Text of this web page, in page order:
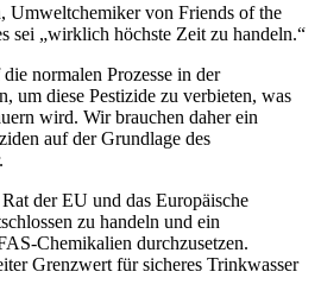
Umweltchemiker von Friends of the
sei „wirklich höchste Zeit zu handeln.“
normalen Prozesse in der
um diese Pestizide zu verbieten, was
wird. Wir brauchen daher ein
auf der Grundlage des
der EU und das Europäische
zu handeln und ein
Chemikalien durchzusetzen.
Grenzwert für sicheres Trinkwasser